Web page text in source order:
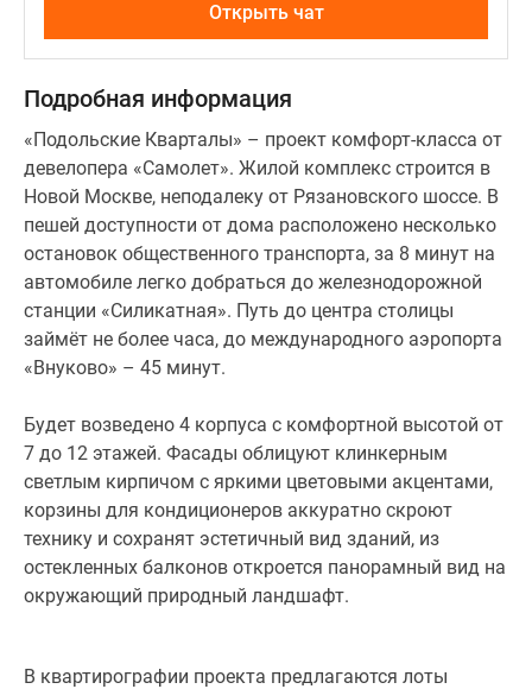
Открыть чат
Подробная информация
«Подольские Кварталы» – проект комфорт-класса от
девелопера «Самолет». Жилой комплекс строится в
Новой Москве, неподалеку от Рязановского шоссе. В
пешей доступности от дома расположено несколько
остановок общественного транспорта, за 8 минут на
автомобиле легко добраться до железнодорожной
станции «Силикатная». Путь до центра столицы
займёт не более часа, до международного аэропорта
«Внуково» – 45 минут.
Будет возведено 4 корпуса с комфортной высотой от
7 до 12 этажей. Фасады облицуют клинкерным
светлым кирпичом с яркими цветовыми акцентами,
корзины для кондиционеров аккуратно скроют
технику и сохранят эстетичный вид зданий, из
остекленных балконов откроется панорамный вид на
окружающий природный ландшафт.
В квартирографии проекта предлагаются лоты